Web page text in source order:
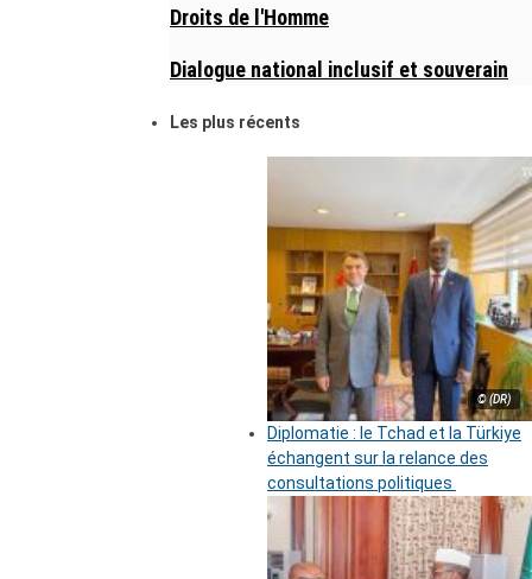
Droits de l'Homme
Dialogue national inclusif et souverain
Les plus récents
© (DR)
Diplomatie : le Tchad et la Türkiye
échangent sur la relance des
consultations politiques